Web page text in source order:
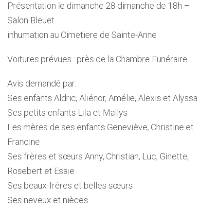
Présentation le dimanche 28 dimanche de 18h –
Salon Bleuet
inhumation au Cimetiere de Sainte-Anne
Voitures prévues : près de la Chambre Funéraire
Avis demandé par:
Ses enfants Aldric, Aliénor, Amélie, Alexis et Alyssa
Ses petits enfants Lila et Maïlys
Les mères de ses enfants Geneviève, Christine et
Francine
Ses frères et sœurs Anny, Christian, Luc, Ginette,
Rosebert et Esaïe
Ses beaux-frères et belles sœurs
Ses neveux et nièces